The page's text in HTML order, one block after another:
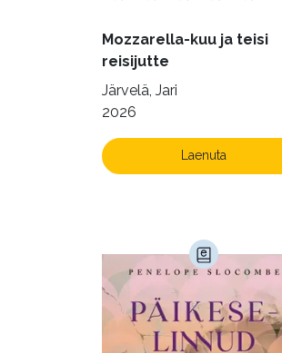
Mozzarella-kuu ja teisi
reisijutte
Järvelä, Jari
2026
Laenuta